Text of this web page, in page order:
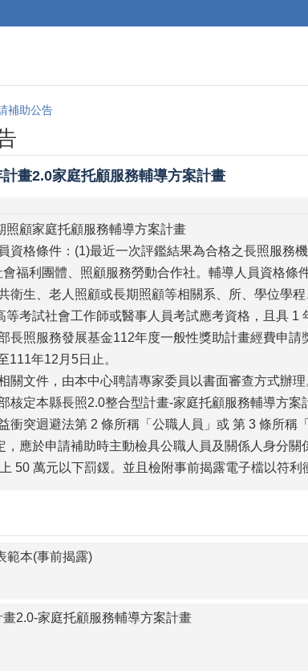
補助公告
畫2.0家庭托顧服務輔導方案計畫
顧家庭托顧服務輔導方案計畫
資格條件：(1)最近一次評鑑結果為合格之長照服務
福利團體、照顧服務勞動合作社。輔導人員資格
衛生、老人照顧或長期照顧等相關系、所、學位學
考試社會工作師或醫事人員考試應考資格，且具 1
長照服務發展基金112年度一般性獎助計畫經費申請
111年12月5日止。
關文件，由本中心聘請專家委員以書面審查方式辦理
核定本縣長照2.0整合型計畫-家庭托顧服務輔導方案
衝突迴避法第 2 條所稱「公職人員」或 第 3 條所稱
，應於申請補助時主動檢具公職人員及關係人身分
50 萬元以下罰鍰。並且檢附事前揭露電子檔以符利
範本(事前揭露)
2.0-家庭托顧服務輔導方案計畫